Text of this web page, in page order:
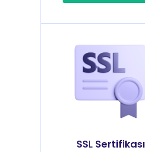
SSL Sertifikası